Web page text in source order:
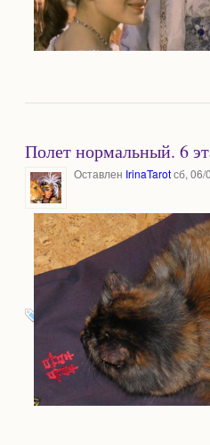
Полет нормальный. 6
Оставлен IrinaTarotсб, 06/